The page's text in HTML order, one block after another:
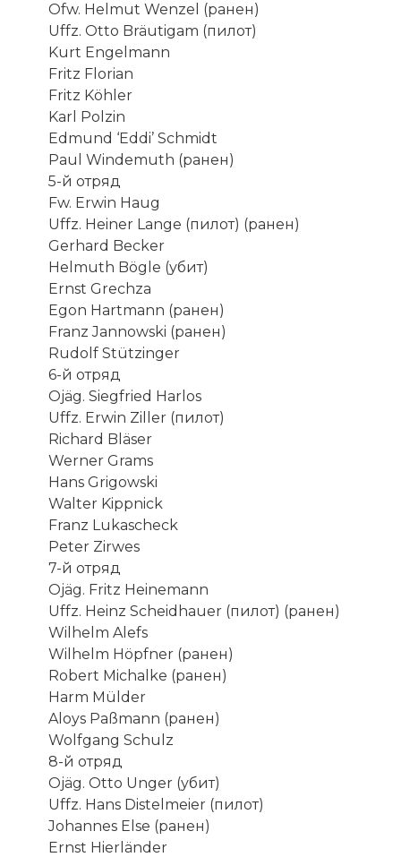
Ofw. Helmut Wenzel (ранен)
Uffz. Otto Bräutigam (пилот)
Kurt Engelmann
Fritz Florian
Fritz Köhler
Karl Polzin
Edmund ‘Eddi’ Schmidt
Paul Windemuth (ранен)
5-й отряд
Fw. Erwin Haug
Uffz. Heiner Lange (пилот) (ранен)
Gerhard Becker
Helmuth Bögle (убит)
Ernst Grechza
Egon Hartmann (ранен)
Franz Jannowski (ранен)
Rudolf Stützinger
6-й отряд
Ojäg. Siegfried Harlos
Uffz. Erwin Ziller (пилот)
Richard Bläser
Werner Grams
Hans Grigowski
Walter Kippnick
Franz Lukascheck
Peter Zirwes
7-й отряд
Ojäg. Fritz Heinemann
Uffz. Heinz Scheidhauer (пилот) (ранен)
Wilhelm Alefs
Wilhelm Höpfner (ранен)
Robert Michalke (ранен)
Harm Mülder
Aloys Paßmann (ранен)
Wolfgang Schulz
8-й отряд
Ojäg. Otto Unger (убит)
Uffz. Hans Distelmeier (пилот)
Johannes Else (ранен)
Ernst Hierländer
☓
Карта форта Эбен-Эмаэль
Фото статьи: